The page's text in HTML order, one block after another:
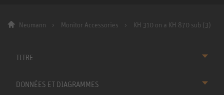
Neumann Monitor Accessories KH 310 on a KH 870 sub (3)
TITRE
DONNÉES ET DIAGRAMMES